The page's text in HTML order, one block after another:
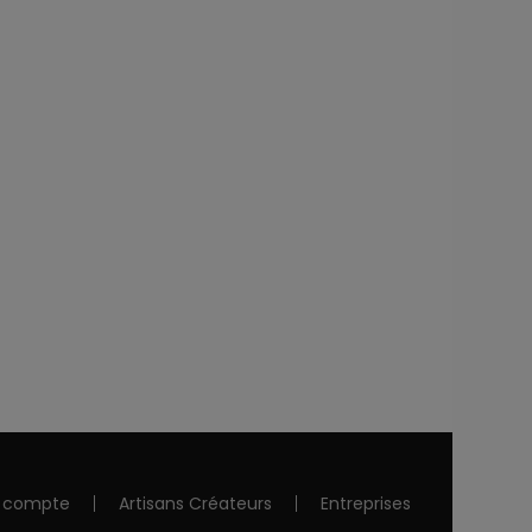
compte Artisans Créateurs Entreprises